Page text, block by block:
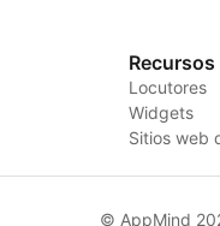
Recursos
Locutores
Widgets
Sitios web
© AppMind